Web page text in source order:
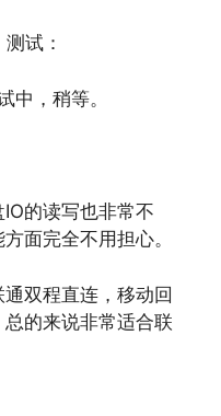
试：
，稍等。
的读写也非常不
面完全不用担心。
双程直连，移动回
的来说非常适合联